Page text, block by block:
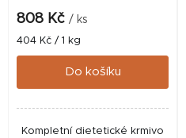
808 Kč / ks
Měrná
cena:
404 Kč / 1 kg
Do košíku
Kompletní dietetické krmivo